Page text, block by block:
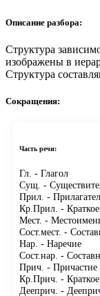
Описание разбора:
Структура
изображены в
Структура
Сокращения:
Часть речи:
Гл. - Глагол
Сущ. -
Прил. -
Кр.Прил. -
Мест. -
Сост.мест. -
Нар. - Наречие
Сост.нар. -
Прич. - Причастие
Кр.Прич. -
Дееприч. -